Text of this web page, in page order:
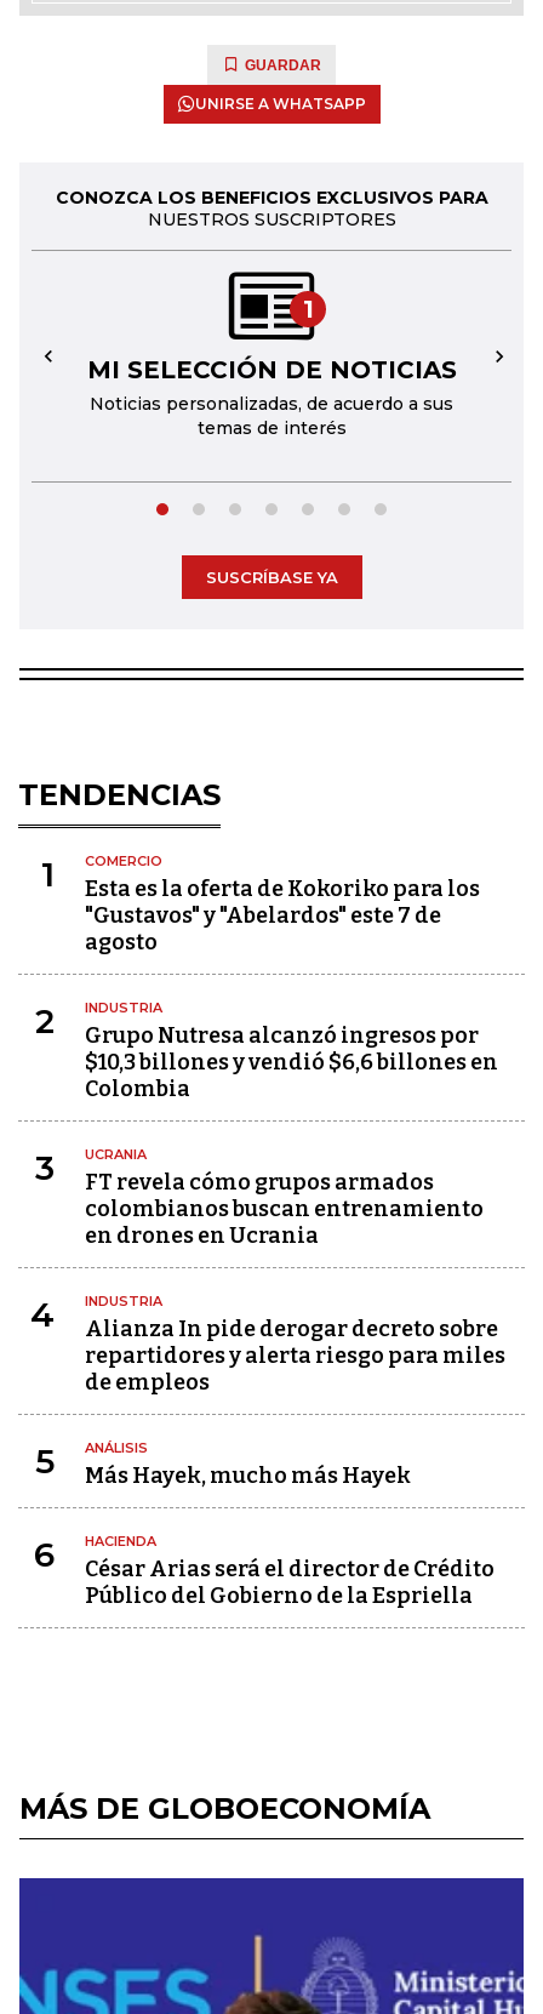
GUARDAR
UNIRSE A WHATSAPP
CONOZCA LOS BENEFICIOS EXCLUSIVOS PARA
NUESTROS SUSCRIPTORES
1
MI SELECCIÓN DE NOTICIAS
Noticias personalizadas, de acuerdo a sus
temas de interés
← →
SUSCRÍBASE YA
TENDENCIAS
1 COMERCIO
Esta es la oferta de Kokoriko para los
"Gustavos" y "Abelardos" este 7 de
agosto
2 INDUSTRIA
Grupo Nutresa alcanzó ingresos por
$10,3 billones y vendió $6,6 billones en
Colombia
3 UCRANIA
FT revela cómo grupos armados
colombianos buscan entrenamiento
en drones en Ucrania
4 INDUSTRIA
Alianza In pide derogar decreto sobre
repartidores y alerta riesgo para miles
de empleos
5 ANÁLISIS
Más Hayek, mucho más Hayek
6 HACIENDA
César Arias será el director de Crédito
Público del Gobierno de la Espriella
MÁS DE GLOBOECONOMÍA